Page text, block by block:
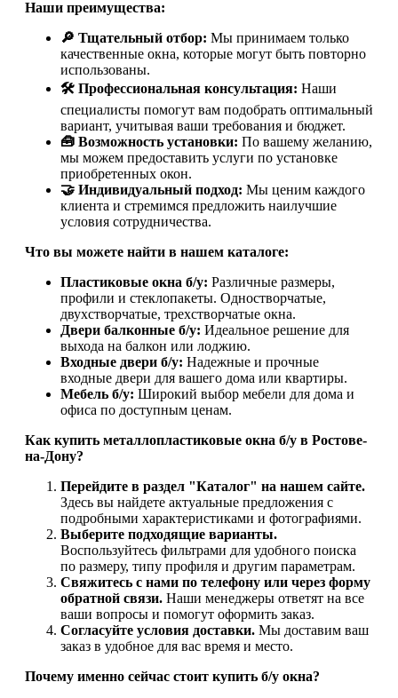
Наши преимущества:
🔎 Тщательный отбор: Мы принимаем только
качественные окна, которые могут быть повторно
использованы.
🛠️ Профессиональная консультация: Наши
специалисты помогут вам подобрать оптимальный
вариант, учитывая ваши требования и бюджет.
🧰 Возможность установки: По вашему желанию,
мы можем предоставить услуги по установке
приобретенных окон.
🤝 Индивидуальный подход: Мы ценим каждого
клиента и стремимся предложить наилучшие
условия сотрудничества.
Что вы можете найти в нашем каталоге:
Пластиковые окна б/у: Различные размеры,
профили и стеклопакеты. Одностворчатые,
двухстворчатые, трехстворчатые окна.
Двери балконные б/у: Идеальное решение для
выхода на балкон или лоджию.
Входные двери б/у: Надежные и прочные
входные двери для вашего дома или квартиры.
Мебель б/у: Широкий выбор мебели для дома и
офиса по доступным ценам.
Как купить металлопластиковые окна б/у в Ростове-
на-Дону?
Перейдите в раздел "Каталог" на нашем сайте.
Здесь вы найдете актуальные предложения с
подробными характеристиками и фотографиями.
Выберите подходящие варианты.
Воспользуйтесь фильтрами для удобного поиска
по размеру, типу профиля и другим параметрам.
Свяжитесь с нами по телефону или через форму
обратной связи. Наши менеджеры ответят на все
ваши вопросы и помогут оформить заказ.
Согласуйте условия доставки. Мы доставим ваш
заказ в удобное для вас время и место.
Почему именно сейчас стоит купить б/у окна?